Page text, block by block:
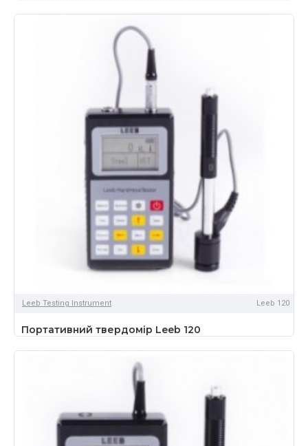
Leeb Testing Instrument Leeb 120
Портативний твердомір Leeb 120